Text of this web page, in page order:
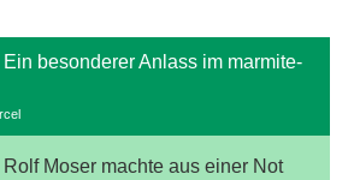
besonderer Anlass im marmite-
Moser machte aus einer Not